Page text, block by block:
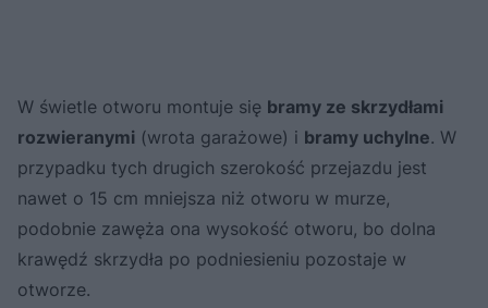
W świetle otworu montuje się bramy ze skrzydłami
rozwieranymi (wrota garażowe) i bramy uchylne. W
przypadku tych drugich szerokość przejazdu jest
nawet o 15 cm mniejsza niż otworu w murze,
podobnie zawęża ona wysokość otworu, bo dolna
krawędź skrzydła po podniesieniu pozostaje w
otworze.